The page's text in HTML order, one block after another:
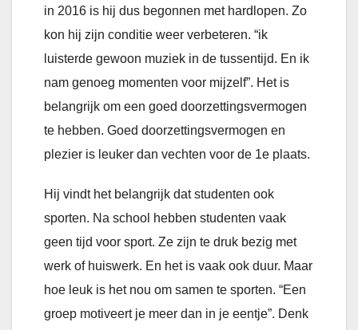
in 2016 is hij dus begonnen met hardlopen. Zo
kon hij zijn conditie weer verbeteren. “ik
luisterde gewoon muziek in de tussentijd. En ik
nam genoeg momenten voor mijzelf”. Het is
belangrijk om een goed doorzettingsvermogen
te hebben. Goed doorzettingsvermogen en
plezier is leuker dan vechten voor de 1e plaats.
Hij vindt het belangrijk dat studenten ook
sporten. Na school hebben studenten vaak
geen tijd voor sport. Ze zijn te druk bezig met
werk of huiswerk. En het is vaak ook duur. Maar
hoe leuk is het nou om samen te sporten. “Een
groep motiveert je meer dan in je eentje”. Denk